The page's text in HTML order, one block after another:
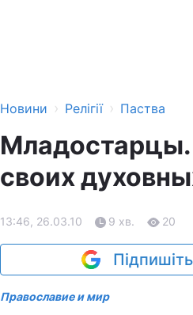
Новини › Релігії › Паства
Младостарцы.
своих
13:46, 26.03.10 9 хв. 20
Православие и мир